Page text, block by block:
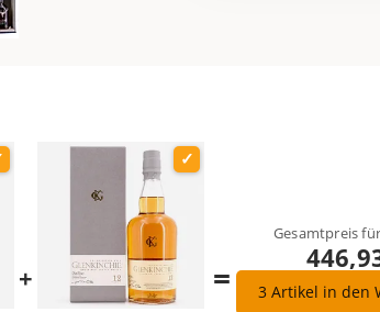
+ =
Gesamtpreis
3Artikel in den